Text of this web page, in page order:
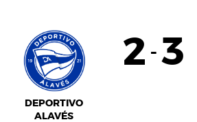
DEPORTIVO
ALAVÉS
2 - 3